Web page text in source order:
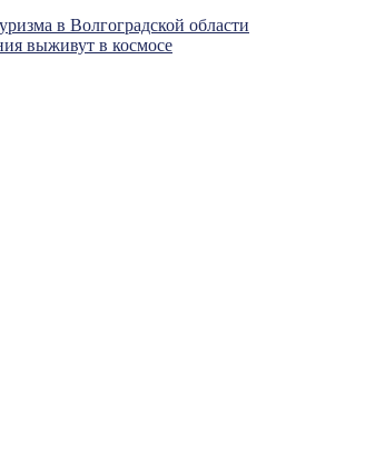
в Волгоградской области
выживут в космосе